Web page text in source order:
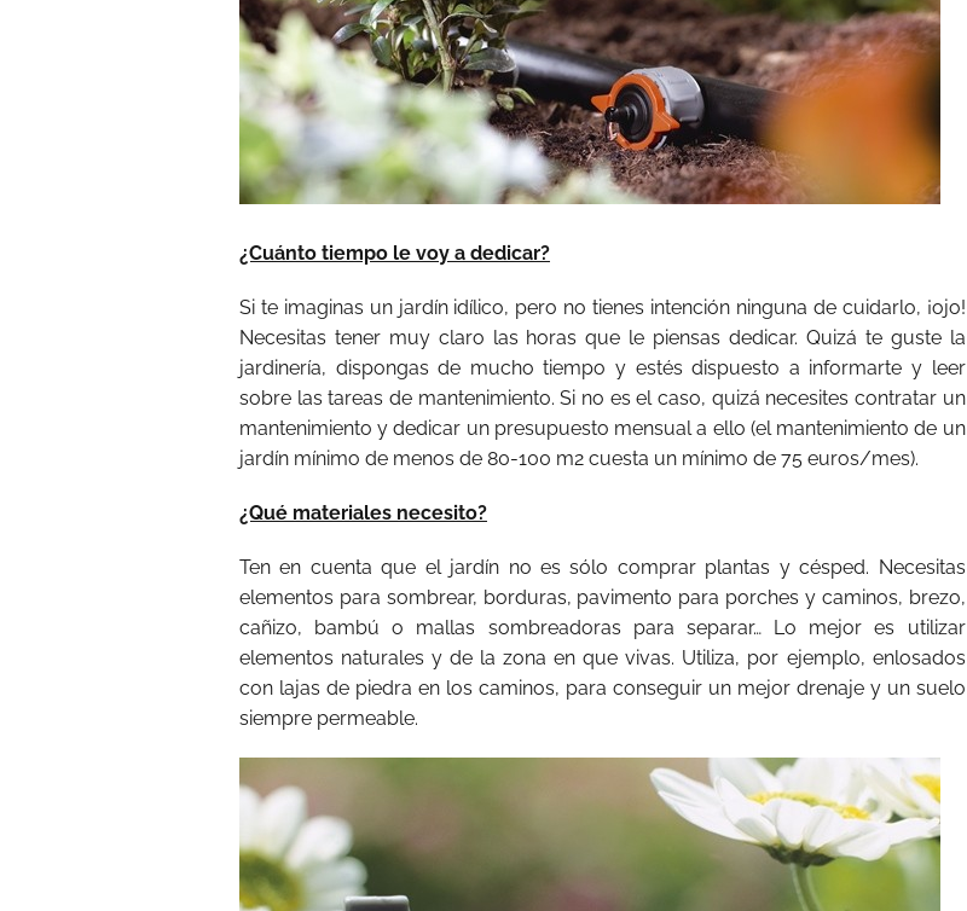
¿Cuánto tiempo le voy a dedicar?
Si te imaginas un jardín idílico, pero no tienes intención ninguna de cuidarlo, ¡ojo!
Necesitas tener muy claro las horas que le piensas dedicar. Quizá te guste la
jardinería, dispongas de mucho tiempo y estés dispuesto a informarte y leer
sobre las tareas de mantenimiento. Si no es el caso, quizá necesites contratar un
mantenimiento y dedicar un presupuesto mensual a ello (el mantenimiento de un
jardín mínimo de menos de 80-100 m2 cuesta un mínimo de 75 euros/mes).
¿Qué materiales necesito?
Ten en cuenta que el jardín no es sólo comprar plantas y césped. Necesitas
elementos para sombrear, borduras, pavimento para porches y caminos, brezo,
cañizo, bambú o mallas sombreadoras para separar… Lo mejor es utilizar
elementos naturales y de la zona en que vivas. Utiliza, por ejemplo, enlosados
con lajas de piedra en los caminos, para conseguir un mejor drenaje y un suelo
siempre permeable.